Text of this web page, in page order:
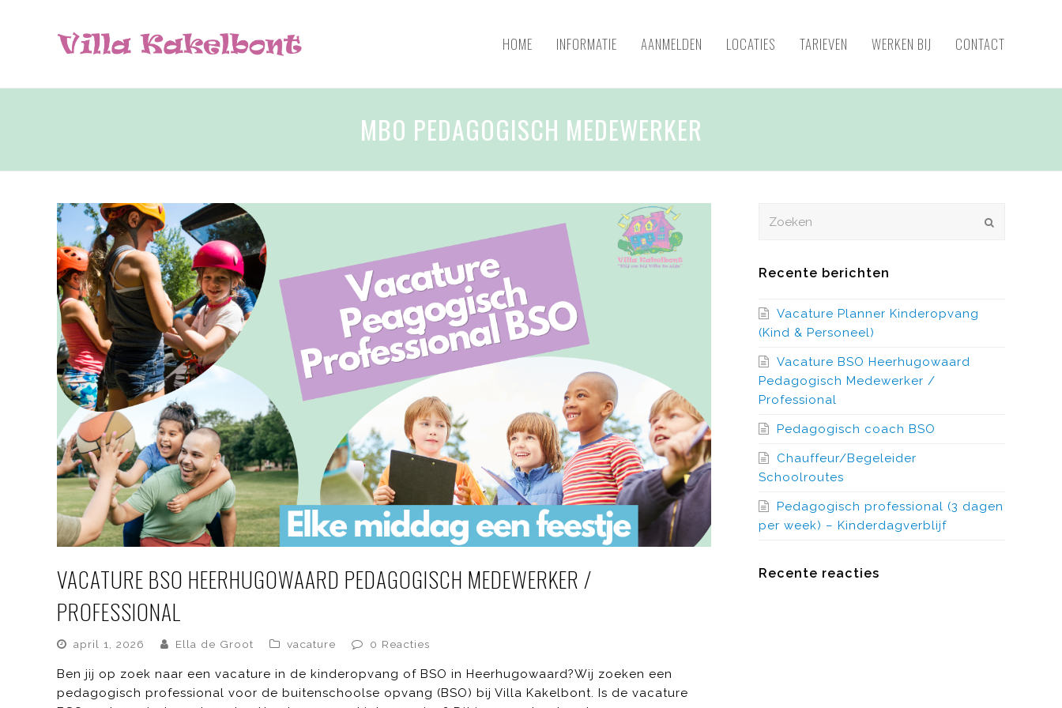
HOME INFORMATIE AANMELDEN LOCATIES TARIEVEN WERKEN BIJ CONTACT
MBO PEDAGOGISCH MEDEWERKER
VACATURE BSO HEERHUGOWAARD PEDAGOGISCH MEDEWERKER /
PROFESSIONAL
april 1, 2026 Ella de Groot vacature 0 Reacties
Ben jij op zoek naar een vacature in de kinderopvang of BSO in Heerhugowaard?Wij zoeken een
pedagogisch professional voor de buitenschoolse opvang (BSO) bij Villa Kakelbont. Is de vacature
Recente berichten
Vacature Planner Kinderopvang
(Kind & Personeel)
Vacature BSO Heerhugowaard
Pedagogisch Medewerker /
Professional
Pedagogisch coach BSO
Chauffeur/Begeleider
Schoolroutes
Pedagogisch professional (3 dagen
per week) – Kinderdagverblijf
Recente reacties